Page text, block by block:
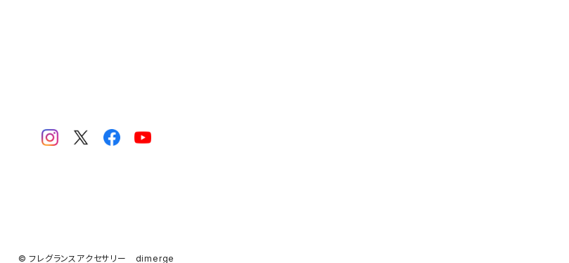
© フレグランスアクセサリー dimerge